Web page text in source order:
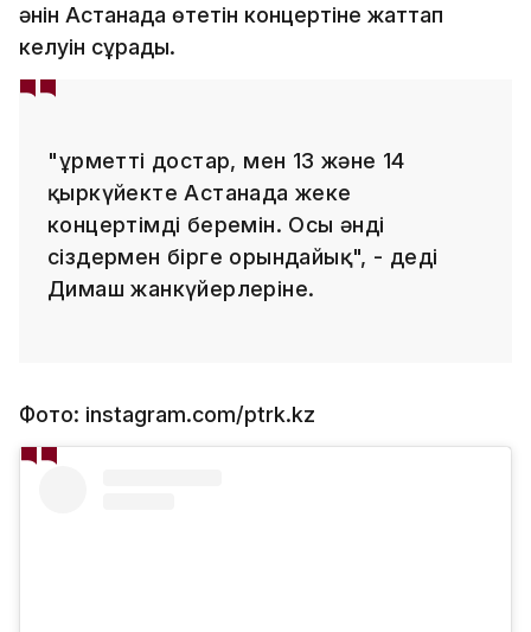
әнін Астанада өтетін концертіне жаттап
келуін сұрады.
"Құрметті достар, мен 13 және 14
қыркүйекте Астанада жеке
концертімді беремін. Осы әнді
сіздермен бірге орындайық", - деді
Димаш жанкүйерлеріне.
Фото: instagram.com/ptrk.kz